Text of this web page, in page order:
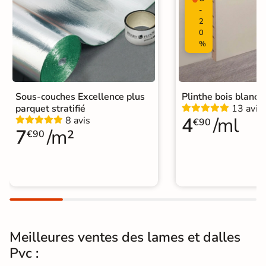
Nombres de
tampons
Pièce humides
Plancher
Oui
Isolation phonique Absorption du bruit de 18 dB
Conditionnement
Qualité de l'air A+
Sous-couches Excellence plus
parquet stratifié
8 avis
7€90 /m²
-
2
0
%
Plinthe bois blanc
13 avis
4€90 /ml
Meilleures ventes des lames et dalles
Pvc :